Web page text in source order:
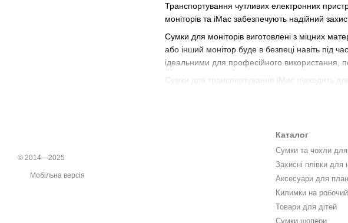
Транспортування чутливих електронних
моніторів та iMac забезпечують надійний
Сумки для моніторів виготовлені з міцних
або інший монітор буде в безпеці навіть під
ідеальними для професійного використання,
Сумки для транспортування iMac підходять
© 2014—2025
Мобільна версія
Каталог
Сумки та чохли для
Захисні плівки для
Аксесуари для
Килимки на робочий
Товари для дітей
Сумки шопери